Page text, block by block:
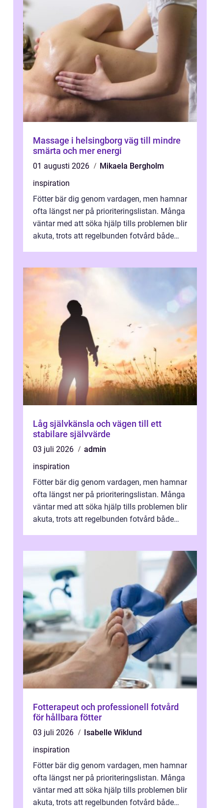
Massage i helsingborg väg till mindre
smärta och mer energi
01 augusti 2026
Mikaela Bergholm
inspiration
Fötter bär dig genom vardagen, men hamnar
ofta längst ner på prioriteringslistan. Många
väntar med att söka hjälp tills problemen blir
akuta, trots att regelbunden fotvård både
Låg självkänsla och vägen till ett
stabilare självvärde
03 juli 2026
admin
inspiration
Fötter bär dig genom vardagen, men hamnar
ofta längst ner på prioriteringslistan. Många
väntar med att söka hjälp tills problemen blir
akuta, trots att regelbunden fotvård både
Fotterapeut och professionell fotvård
för hållbara fötter
03 juli 2026
Isabelle Wiklund
inspiration
Fötter bär dig genom vardagen, men hamnar
ofta längst ner på prioriteringslistan. Många
väntar med att söka hjälp tills problemen blir
akuta, trots att regelbunden fotvård både